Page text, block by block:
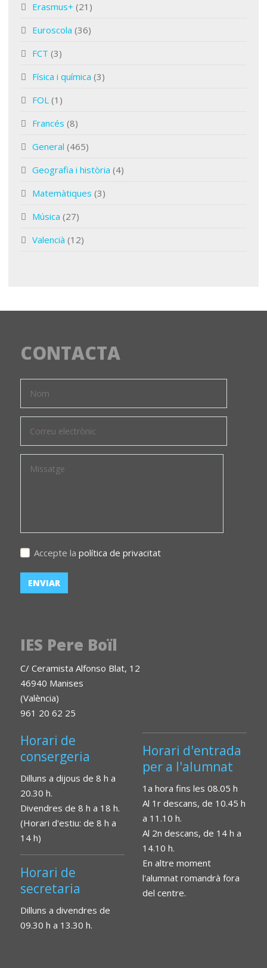
Erasmus+ (21)
Euroscola (36)
FCT (3)
Física i química (3)
FOL (1)
Francés (8)
General (465)
Geografia i història (4)
Matemàtiques (3)
Música (27)
Valencià (12)
CONTACTA
Accepte la política de privacitat
IES Pere Boïl
C/ Ceramista Alfonso Blat, 12
46940 Manises
(València)
961 20 62 25
Horari de
consergeria
Dilluns a dijous de 8 h a
20.30 h.
Divendres de 8 h a 18 h.
(Horari d'estiu: de 8 h a
14 h)
Horari de
secretaria
Dilluns a divendres de
09.30 h a 13.30 h.
Horari d'entrada
per a l'alumnat
1a hora fins les 08.05 h
Al 1r descans, de 10.45 h
a 11.10 h.
Al 2n descans, de 14 h a
14.10 h.
En altre moment
l'alumnat romandrà fora
del centre.